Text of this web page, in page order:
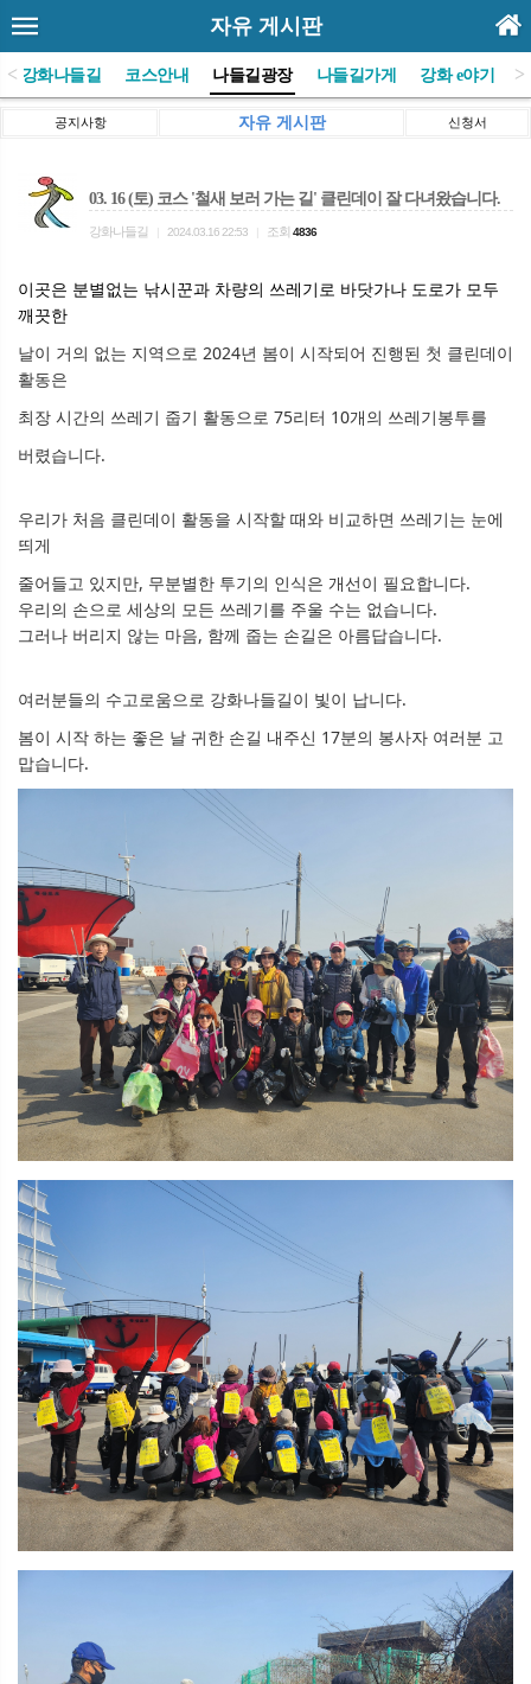
자유 게시판
<)강화나들길 코스안내 나들길광장 나들길가게 강화 e야기 >
공지사항 자유 게시판 신청서
03. 16 (토) 코스 '철새 보러 가는 길' 클린데이 잘 다녀왔습니다.
강화나들길 2024.03.16 22:53 조회 4836
이곳은 분별없는 낚시꾼과 차량의 쓰레기로 바닷가나 도로가 모두
깨끗한
날이 거의 없는 지역으로 2024년 봄이 시작되어 진행된 첫 클린데이
활동은
최장 시간의 쓰레기 줍기 활동으로 75리터 10개의 쓰레기봉투를
버렸습니다.
우리가 처음 클린데이 활동을 시작할 때와 비교하면 쓰레기는 눈에
띄게
줄어들고 있지만, 무분별한 투기의 인식은 개선이 필요합니다.
우리의 손으로 세상의 모든 쓰레기를 주울 수는 없습니다.
그러나 버리지 않는 마음, 함께 줍는 손길은 아름답습니다.
여러분들의 수고로움으로 강화나들길이 빛이 납니다.
봄이 시작 하는 좋은 날 귀한 손길 내주신 17분의 봉사자 여러분 고
맙습니다.